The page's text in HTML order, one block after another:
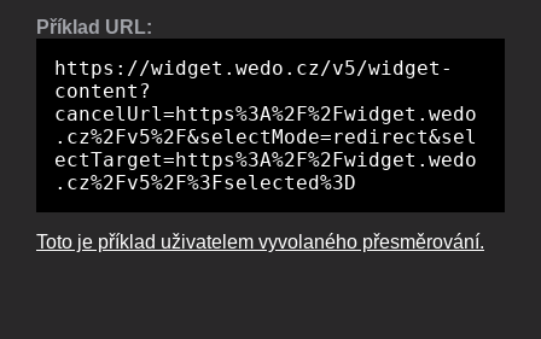
Příklad URL:
https://widget.wedo.cz/v5/widget-
content?
cancelUrl=https%3A%2F%2Fwidget.wedo
.cz%2Fv5%2F&selectMode=redirect&sel
ectTarget=https%3A%2F%2Fwidget.wedo
.cz%2Fv5%2F%3Fselected%3D
Toto je příklad uživatelem vyvolaného přesměrování.